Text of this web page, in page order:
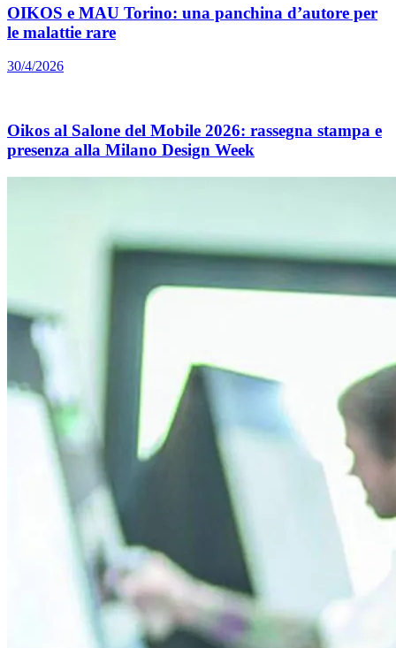
OIKOS e MAU Torino: una panchina d’autore per
le malattie rare
30/4/2026
Oikos al Salone del Mobile 2026: rassegna stampa e
presenza alla Milano Design Week